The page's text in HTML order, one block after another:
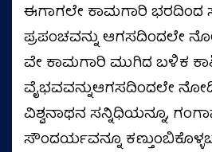
ಈಗಾಗಲೇ ಕಾಮಗಾರಿ ಭರದಿಂದ
ಪ್ರಪಂಚವನ್ನು ಆಗಸದಿಂದಲೇ
ವೇ ಕಾಮಗಾರಿ ಮುಗಿದ ಬಳಿಕ
ವೈಭವವನ್ನುಆಗಸದಿಂದಲೇ
ವಿಶ್ವನಾಥನ ಸನ್ನಿಧಿಯನ್ನೂ,
ಸೌಂದರ್ಯವನ್ನೂ